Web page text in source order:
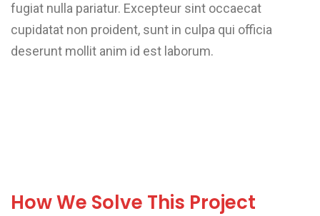
fugiat nulla pariatur. Excepteur sint occaecat
cupidatat non proident, sunt in culpa qui officia
deserunt mollit anim id est laborum.
How We Solve This Project